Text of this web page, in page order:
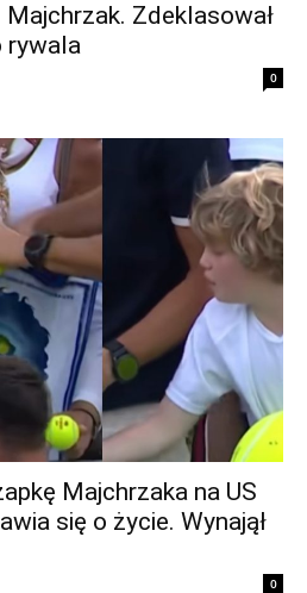
Zdeklasował
rywala
0
Majchrzaka na US
się o życie. Wynajął
0